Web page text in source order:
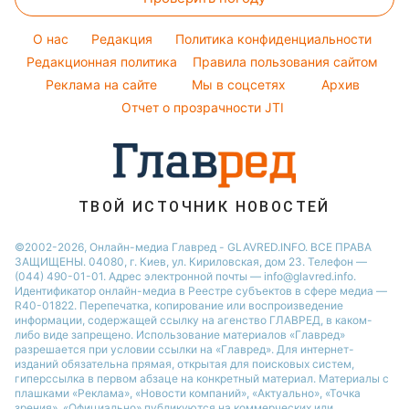
Модные ошибки
Новости моды
Советы от Андре Тана
Новости Сум
Новости Львова
Новости Черкассы
Новости Днепра
Новости Ровно
Новости Тернополя
Новости Запорожья
Новости Одессы
O нас Редакция
Политика конфиденциальности
Редакционная политика
Правила пользования сайтом
Реклама на сайте
Мы в соцсетях
Архив
Отчет о прозрачности JTI
ТВОЙ ИСТОЧНИК НОВОСТЕЙ
©2002-2026, Онлайн-медиа Главред - GLAVRED.INFO. ВСЕ ПРАВА
ЗАЩИЩЕНЫ. 04080, г. Киев, ул. Кириловская, дом 23. Телефон —
(044) 490-01-01. Адрес электронной почты — info@glavred.info.
Идентификатор онлайн-медиа в Реестре cубъектов в сфере медиа —
R40-01822. Перепечатка, копирование или воспроизведение
информации, содержащей ссылку на агенство ГЛАВРЕД, в каком-
либо виде запрещено. Использование материалов «Главред»
разрешается при условии ссылки на «Главред». Для интернет-
изданий обязательна прямая, открытая для поисковых систем,
гиперссылка в первом абзаце на конкретный материал. Материалы с
плашками «Реклама», «Новости компаний», «Актуально», «Точка